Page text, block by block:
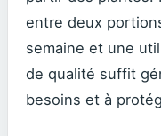
entre deux
semaine et une
de qualité suffit
besoins et à